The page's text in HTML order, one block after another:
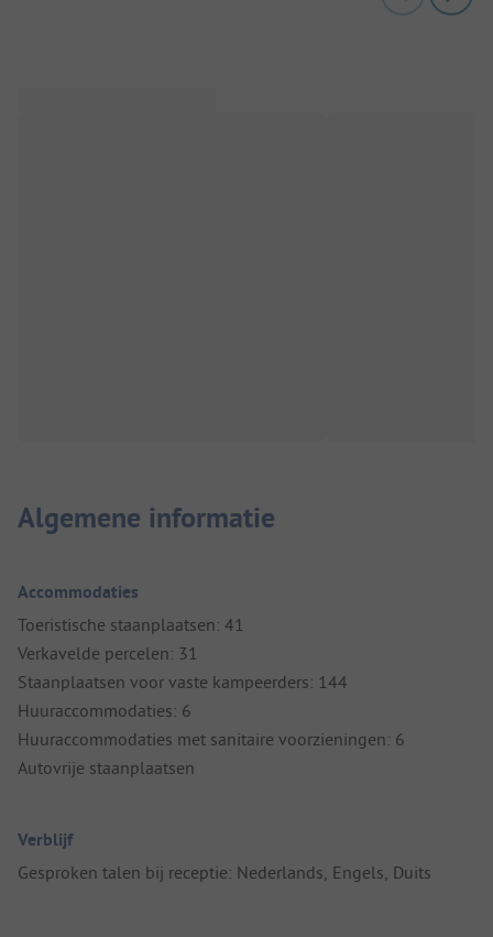
Algemene informatie
Accommodaties
Toeristische staanplaatsen: 41
Verkavelde percelen: 31
Staanplaatsen voor vaste kampeerders: 144
Huuraccommodaties: 6
Huuraccommodaties met sanitaire voorzieningen: 6
Autovrije staanplaatsen
Verblijf
Gesproken talen bij receptie: Nederlands, Engels, Duits